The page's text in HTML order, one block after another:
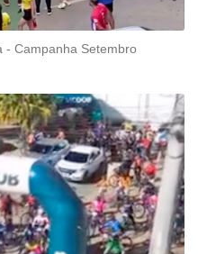
- Campanha Setembro